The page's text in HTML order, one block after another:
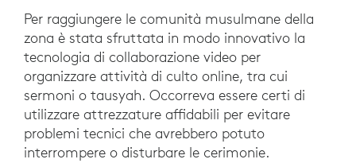
Per raggiungere le comunità musulmane della
zona è stata sfruttata in modo innovativo la
tecnologia di collaborazione video per
organizzare attività di culto online, tra cui
sermoni o tausyah. Occorreva essere certi di
utilizzare attrezzature affidabili per evitare
problemi tecnici che avrebbero potuto
interrompere o disturbare le cerimonie.